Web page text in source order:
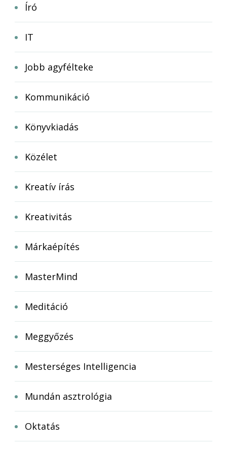
Író
IT
Jobb agyfélteke
Kommunikáció
Könyvkiadás
Közélet
Kreatív írás
Kreativitás
Márkaépítés
MasterMind
Meditáció
Meggyőzés
Mesterséges Intelligencia
Mundán asztrológia
Oktatás